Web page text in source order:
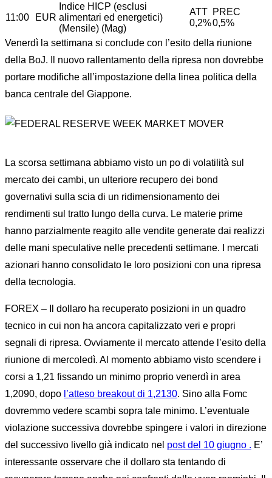
11:00 EUR
Indice HICP (esclusi
alimentari ed energetici)
(Mensile) (Mag)
ATT
0,2%
PREC
0,5%
Venerdì la settimana si conclude con l’esito della riunione
della BoJ. Il nuovo rallentamento della ripresa non dovrebbe
portare modifiche all’impostazione della linea politica della
banca centrale del Giappone.
La scorsa settimana abbiamo visto un po di volatilità sul
mercato dei cambi, un ulteriore recupero dei bond
governativi sulla scia di un ridimensionamento dei
rendimenti sul tratto lungo della curva. Le materie prime
hanno parzialmente reagito alle vendite generate dai realizzi
delle mani speculative nelle precedenti settimane. I mercati
azionari hanno consolidato le loro posizioni con una ripresa
della tecnologia.
FOREX – Il dollaro ha recuperato posizioni in un quadro
tecnico in cui non ha ancora capitalizzato veri e propri
segnali di ripresa. Ovviamente il mercato attende l’esito della
riunione di mercoledì. Al momento abbiamo visto scendere i
corsi a 1,21 fissando un minimo proprio venerdì in area
1,2090, dopo l’atteso breakout di 1,2130. Sino alla Fomc
dovremmo vedere scambi sopra tale minimo. L’eventuale
violazione successiva dovrebbe spingere i valori in direzione
del successivo livello già indicato nel post del 10 giugno . E’
interessante osservare che il dollaro sta tentando di